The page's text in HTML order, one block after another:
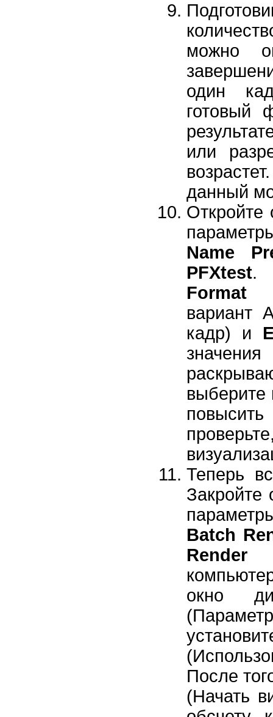
можно
один
готовый
или
данный
Откройте
Name
PFXtest.
Format
вариант
кадр) и
выберите
Теперь
Закройте
Batch
Render
окно
После
(Начать